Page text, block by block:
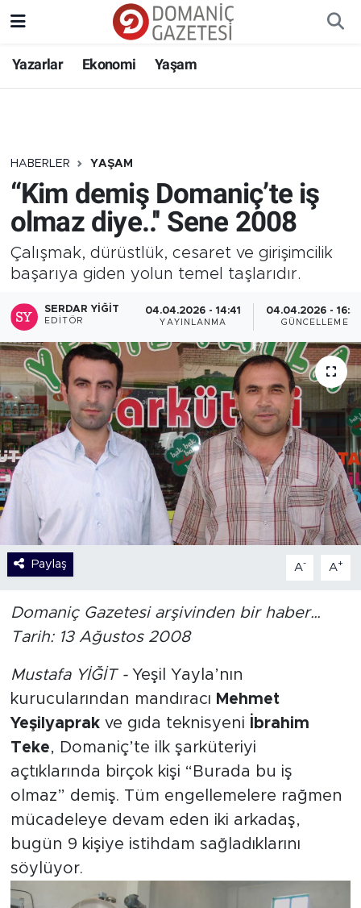
Yazarlar Ekonomi Yaşam
HABERLER YAŞAM
“Kim demiş Domaniç’te iş
olmaz diye..'' Sene 2008
Çalışmak, dürüstlük, cesaret ve girişimcilik
başarıya giden yolun temel taşlarıdır.
SERDAR YIĞIT
EDITÖR
04.04.2026 - 14:41
YAYINLANMA
04.04.2026 -
GÜNCELLEME
Paylaş A- A+
Domaniç Gazetesi arşivinden bir haber…
Tarih: 13 Ağustos 2008
Mustafa YİĞİT - Yeşil Yayla’nın
kurucularından mandıracı Mehmet
Yeşilyaprakve gıda teknisyeni
İbrahim
Teke, Domaniç’te ilk şarküteriyi
açtıklarında birçok kişi “Burada bu iş
olmaz” demiş. Tüm engellemelere rağmen
mücadeleye devam eden iki arkadaş,
bugün 9 kişiye istihdam sağladıklarını
söylüyor.